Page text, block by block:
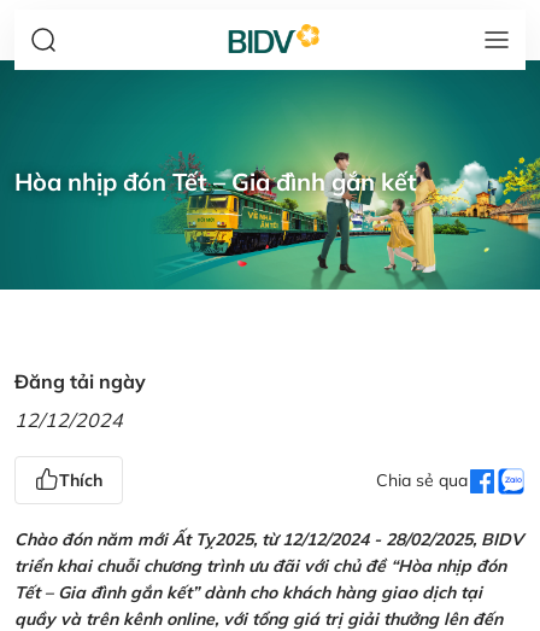
Hòa nhịp đón Tết – Gia đình gắn kết
Đăng tải ngày
12/12/2024
Thích Chia sẻ qua
Chào đón năm mới Ất Tỵ2025, từ 12/12/2024 - 28/02/2025, BIDV
triển khai chuỗi chương trình ưu đãi với chủ đề “Hòa nhịp đón
Tết – Gia đình gắn kết” dành cho khách hàng giao dịch tại
quầy và trên kênh online, với tổng giá trị giải thưởng lên đến